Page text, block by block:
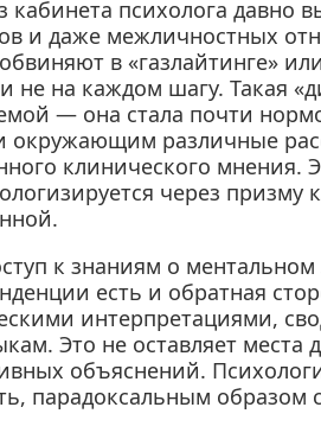
психолога давно
и даже межличностных
в «газлайтинге»
не на каждом шагу. Такая
— она стала почти
окружающим различные
клинического мнения.
через призму
к знаниям о ментальном
есть и обратная
интерпретациями,
Это не оставляет места
объяснений.
парадоксальным